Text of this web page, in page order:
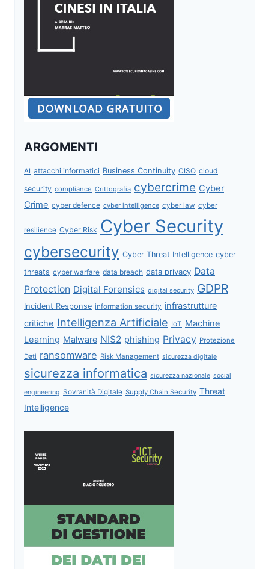
ARGOMENTI
AI attacchi informatici Business Continuity CISO cloud
security compliance Crittografia cybercrime Cyber
Crime cyber defence cyber intelligence cyber law cyber
resilience Cyber Risk Cyber Security
cybersecurity Cyber Threat Intelligence cyber
threats cyber warfare data breach data privacy Data
Protection Digital Forensics digital security GDPR
Incident Response information security infrastrutture
critiche Intelligenza Artificiale IoT Machine
Learning Malware NIS2 phishing Privacy Protezione
Dati ransomware Risk Management sicurezza digitale
sicurezza informatica sicurezza nazionale social
engineering Sovranità Digitale Supply Chain Security Threat
Intelligence